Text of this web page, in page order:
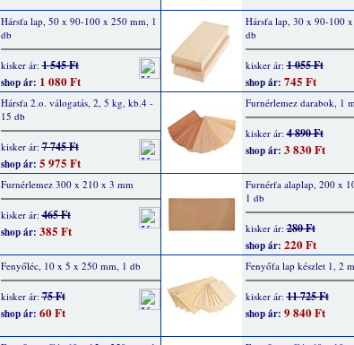
Hársfa lap, 50 x 90-100 x 250 mm, 1
db
kisker ár:1 545 Ft
shop ár: 1 080 Ft
Hársfa lap, 30 x 90-100
db
kisker ár:1 055 Ft
shop ár: 745 Ft
Hársfa 2.o. válogatás, 2, 5 kg, kb.4 -
15 db
kisker ár:7 745 Ft
shop ár: 5 975 Ft
Furnérlemez darabok, 1
kisker ár:4 890 Ft
shop ár: 3 830 Ft
Furnérlemez 300 x 210 x 3 mm
kisker ár:465 Ft
shop ár: 385 Ft
Furnérfa alaplap, 200 x
1 db
kisker ár:280 Ft
shop ár: 220 Ft
Fenyőléc, 10 x 5 x 250 mm, 1 db
kisker ár:75 Ft
shop ár: 60 Ft
Fenyőfa lap készlet 1, 2
kisker ár:11 725 Ft
shop ár: 9 840 Ft